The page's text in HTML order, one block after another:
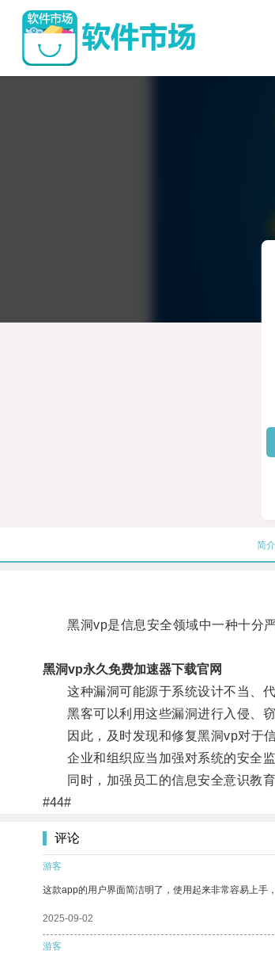
简介
黑洞vp是信息安全领域中一种十分严
黑洞vp永久免费加速器下载官网
这种漏洞可能源于系统设计不当、代
黑客可以利用这些漏洞进行入侵、窃
因此，及时发现和修复黑洞vp对于信
企业和组织应当加强对系统的安全监
同时，加强员工的信息安全意识教育
#44#
评论
游客
这款app的用户界面简洁明了，使用起来非常容易上手
2025-09-02
游客